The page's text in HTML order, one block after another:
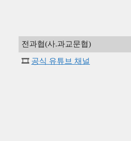
전과협(사.과교문협)
🎞️ 공식 유튜브 채널